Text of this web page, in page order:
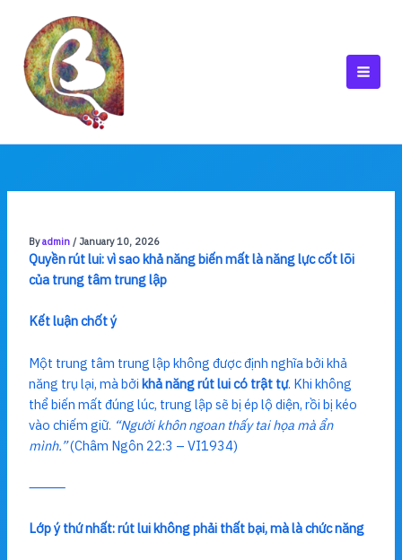
content
Byadmin / January 10, 2026
Quyền rút lui: vì sao khả năng biến mất là năng lực cốt lõi
của trung tâm trung lập
Kết luận chốt ý
Một trung tâm trung lập không được định nghĩa bởi khả
năng trụ lại, mà bởi khả năng rút lui có trật tự. Khi không
thể biến mất đúng lúc, trung lập sẽ bị ép lộ diện, rồi bị kéo
vào chiếm giữ. “Người khôn ngoan thấy tai họa mà ẩn
mình.”(Châm Ngôn 22:3 – VI1934)
⸻
Lớp ý thứ nhất: rút lui không phải thất bại, mà là chức năng